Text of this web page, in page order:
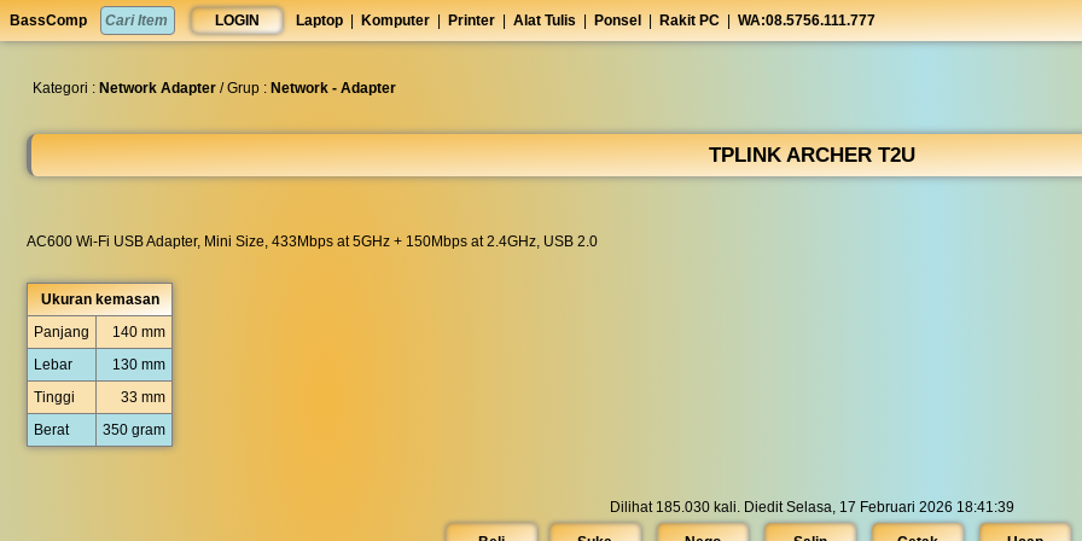
BassComp LOGIN Laptop Komputer Printer Alat Tulis Ponsel Rakit PC WA:08.5756.111.777
anti
lelet
Kategori : Network Adapter / Grup : Network - Adapter
TPLINK ARCHER T2U
AC600 Wi-Fi USB Adapter, Mini Size, 433Mbps at 5GHz + 150Mbps at 2.4GHz, USB 2.0
Ukuran kemasan
Panjang
140 mm
Lebar
130 mm
Tinggi
33 mm
Berat
350 gram
Dilihat 185.030 kali. Diedit Selasa, 17 Februari 2026 18:41:39